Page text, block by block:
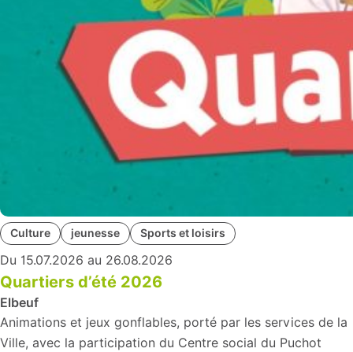
Culture jeunesse Sports et loisirs
Du 15.07.2026 au 26.08.2026
Quartiers d’été 2026
Elbeuf
Animations et jeux gonflables, porté par les services de la
Ville, avec la participation du Centre social du Puchot